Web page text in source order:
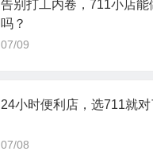
告别打工内卷，711小店能
吗？
07/09
24小时便利店，选711就对
07/08